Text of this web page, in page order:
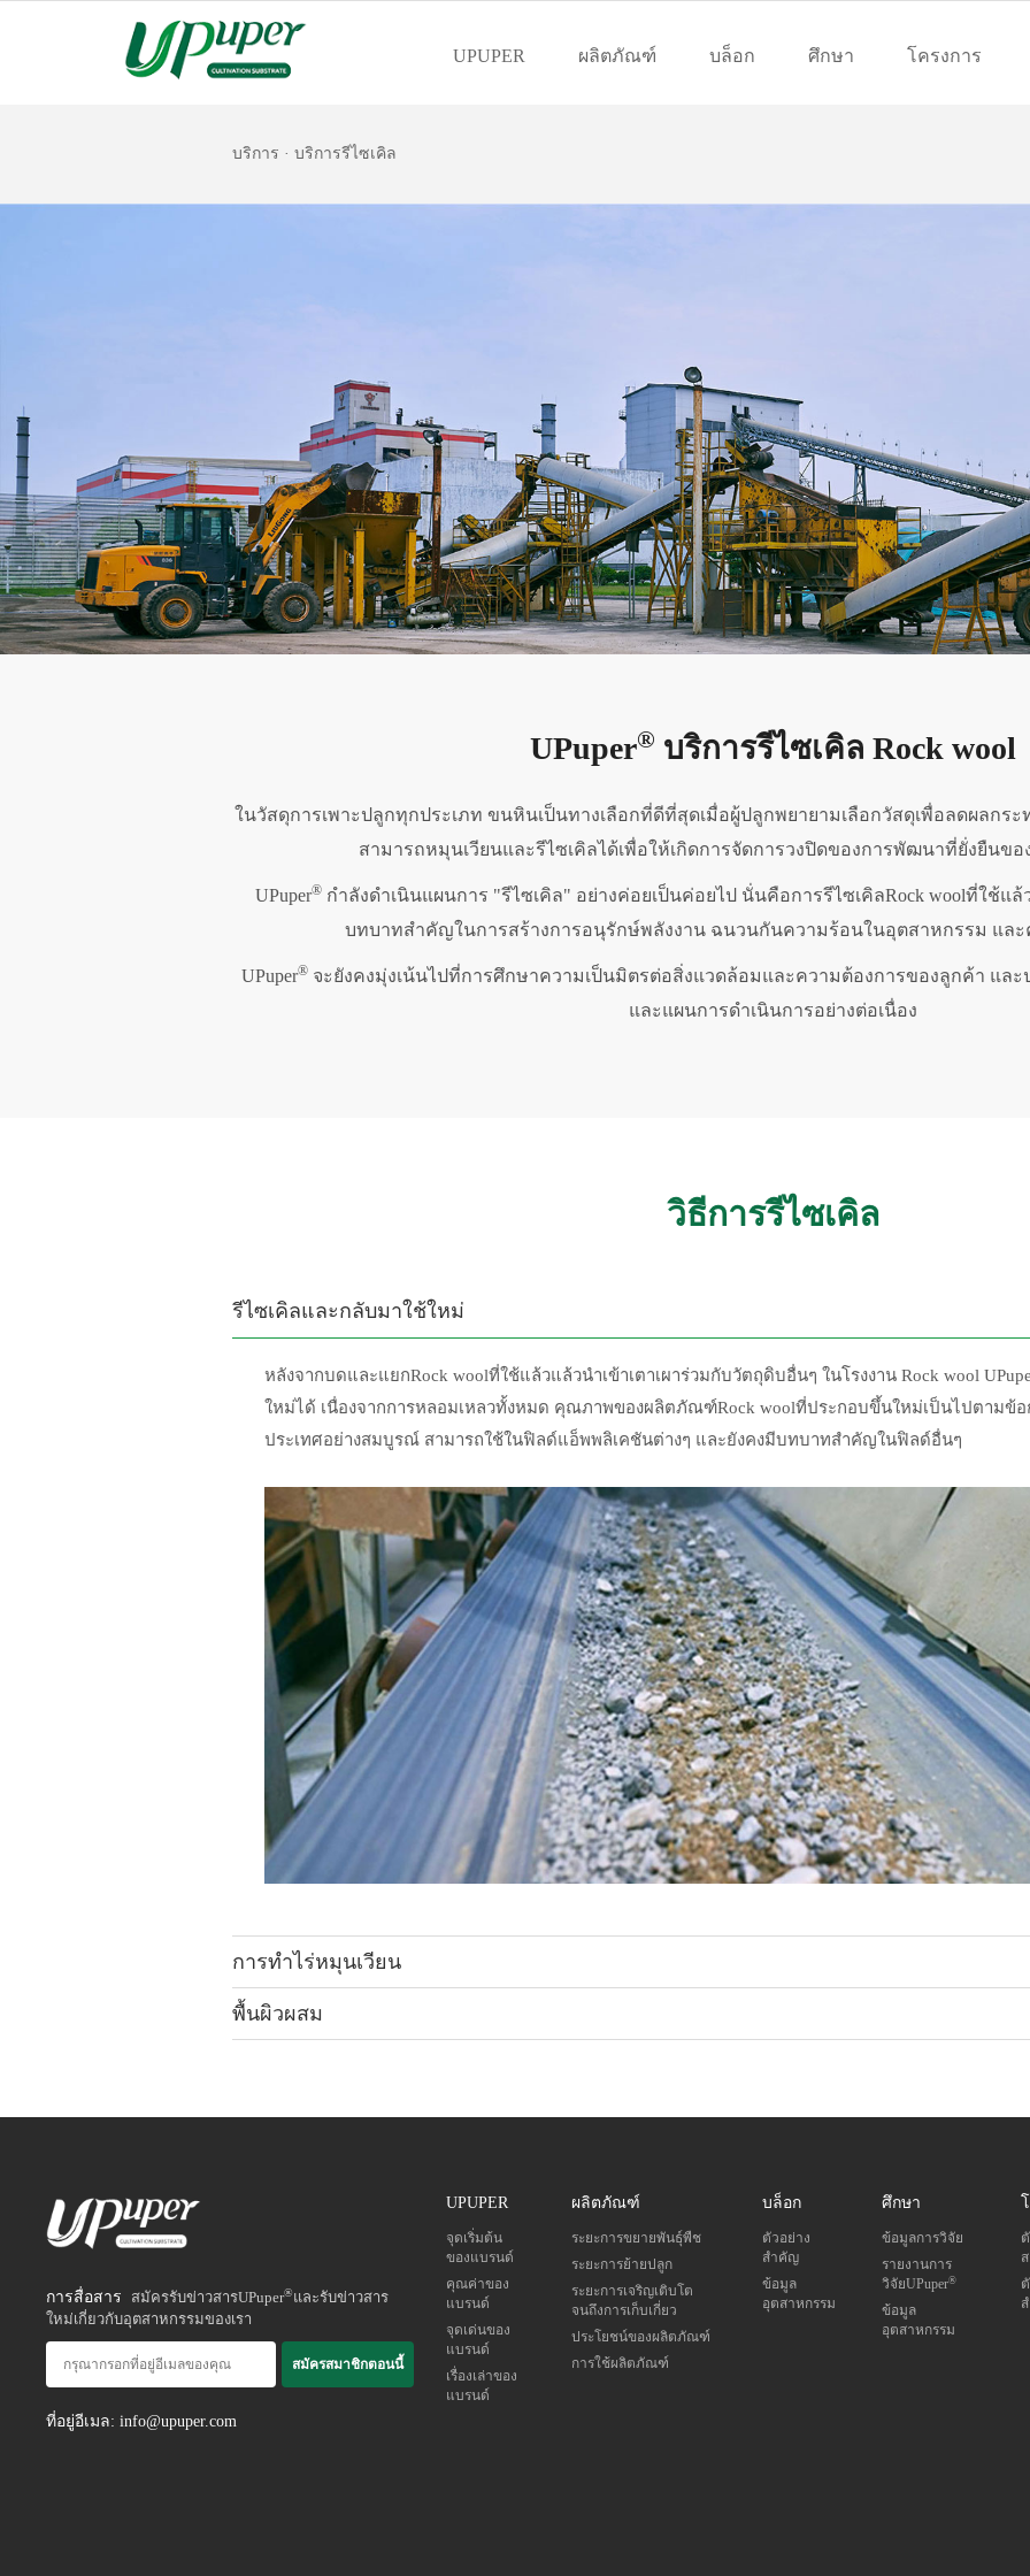
UPUPER ผลิตภัณฑ์ บล็อก ศึกษา โครงการ
บริการ · บริการรีไซเคิล
UPuper® บริการรีไซเคิล Rock wool
ในวัสดุการเพาะปลูกทุกประเภท ขนหินเป็นทางเลือกที่ดีที่สุดเมื่อผู้ปลูกพยายามเลือกวัสดุเพื่อลดผลกร
สามารถหมุนเวียนและรีไซเคิลได้เพื่อให้เกิดการจัดการวงปิดของการพัฒนาที่ยั่งยืนข
UPuper® กำลังดำเนินแผนการ "รีไซเคิล" อย่างค่อยเป็นค่อยไป นั่นคือการรีไซเคิลRock woolที่ใช้
บทบาทสำคัญในการสร้างการอนุรักษ์พลังงาน ฉนวนกันความร้อนในอุตสาหกรรม และ
UPuper® จะยังคงมุ่งเน้นไปที่การศึกษาความเป็นมิตรต่อสิ่งแวดล้อมและความต้องการของลูกค้า และ
และแผนการดำเนินการอย่างต่อเนื่อง
วิธีการรีไซเคิล
รีไซเคิลและกลับมาใช้ใหม่
หลังจากบดและแยกRock woolที่ใช้แล้วแล้วนำเข้าเตาเผาร่วมกับวัตถุดิบอื่นๆ ในโรงงาน Rock wool
ใหม่ได้ เนื่องจากการหลอมเหลวทั้งหมด คุณภาพของผลิตภัณฑ์Rock woolที่ประกอบขึ้นใหม่เป็นไปตามข้
ประเทศอย่างสมบูรณ์ สามารถใช้ในฟิลด์แอ็พพลิเคชันต่างๆ และยังคงมีบทบาทสำคัญในฟิลด์อื่นๆ
การทำไร่หมุนเวียน
พื้นผิวผสม
การสื่อสาร สมัครรับข่าวสารUPuper®และรับข่าวสาร
ใหม่เกี่ยวกับอุตสาหกรรมของเรา
สมัครสมาชิกตอนนี้
ที่อยู่อีเมล: info@upuper.com
UPUPER
จุดเริ่มต้น
ของแบรนด์
คุณค่าของ
แบรนด์
จุดเด่นของ
แบรนด์
เรื่องเล่าของ
แบรนด์
ผลิตภัณฑ์
ระยะการขยายพันธุ์พืช
ระยะการย้ายปลูก
ระยะการเจริญเติบโต
จนถึงการเก็บเกี่ยว
ประโยชน์ของผลิตภัณฑ์
การใช้ผลิตภัณฑ์
บล็อก
ตัวอย่าง
สำคัญ
ข้อมูล
อุตสาหกรรม
ศึกษา
ข้อมูลการวิจัย
รายงานการ
วิจัยUPuper®
ข้อมูล
อุตสาหกรรม